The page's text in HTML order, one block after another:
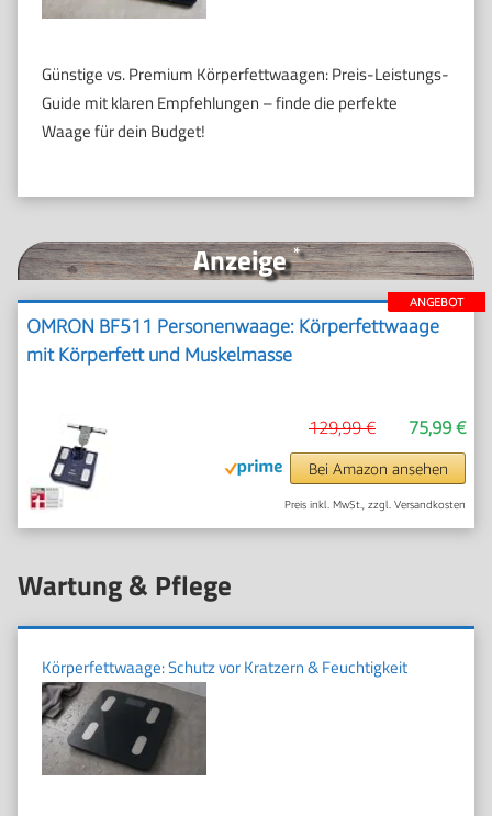
Günstige vs. Premium Körperfettwaagen: Preis-Leistungs-
Guide mit klaren Empfehlungen – finde die perfekte
Waage für dein Budget!
Wartung & Pflege
Körperfettwaage: Schutz vor Kratzern & Feuchtigkeit
Anzeige*
ANGEBOT
OMRON BF511 Personenwaage: Körperfettwaage
mit Körperfett und Muskelmasse
75,99 €
129,99 €
Bei Amazon ansehen
Preis inkl. MwSt., zzgl. Versandkosten